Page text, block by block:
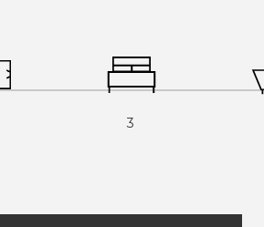
3